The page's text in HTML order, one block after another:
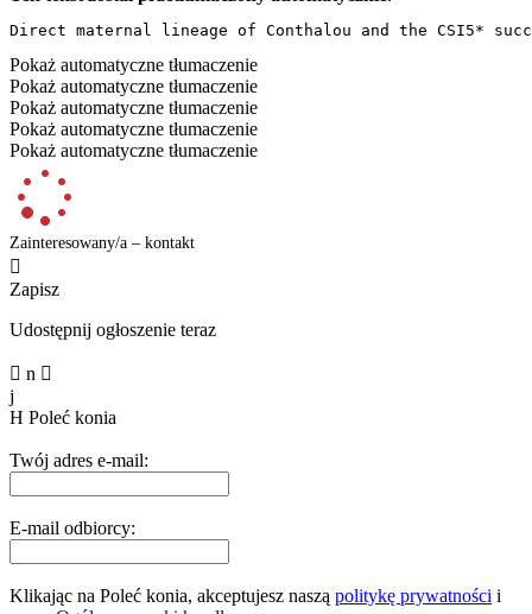
Direct maternal lineage of Conthalou and the CSI5*
Pokaż automatyczne tłumaczenie
Pokaż automatyczne tłumaczenie
Pokaż automatyczne tłumaczenie
Pokaż automatyczne tłumaczenie
Pokaż automatyczne tłumaczenie
Zainteresowany/a – kontakt

Zapisz
Udostępnij ogłoszenie teraz
 n 
j
H Poleć konia
Twój adres e-mail:
E-mail odbiorcy:
Klikając na Poleć konia, akceptujesz naszą politykę prywatności i